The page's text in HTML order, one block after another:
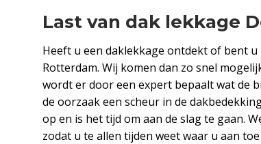
Last van dak lekkage
Heeft u een daklekkage ontdekt of bent
Rotterdam. Wij komen dan zo snel
wordt er door een expert bepaalt wat de
de oorzaak een scheur in de
op en is het tijd om aan de slag te gaan.
zodat u te allen tijden weet waar u aan